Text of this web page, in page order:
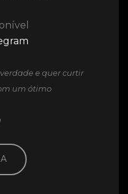
e quer curtir
um ótimo